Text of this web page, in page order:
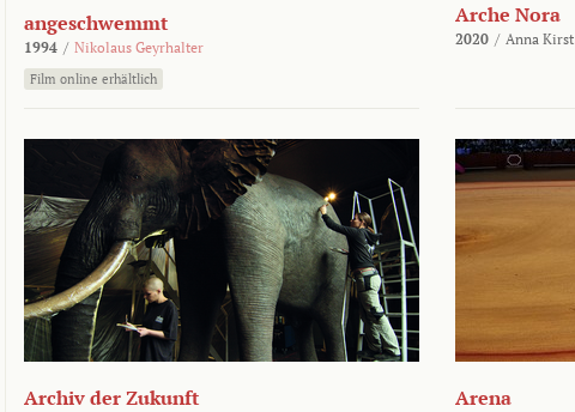
angeschwemmt
1994 / Nikolaus Geyrhalter
Film online erhältlich
Arche Nora
2020 / Anna Kirst
Archiv der Zukunft Arena